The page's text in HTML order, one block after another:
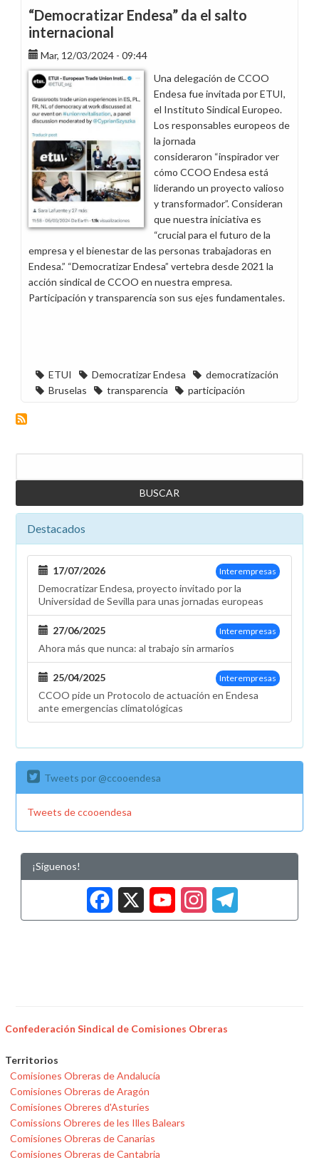
“Democratizar Endesa” da el salto
internacional
Mar, 12/03/2024 - 09:44
Una delegación de CCOO
Endesa fue invitada por ETUI,
el Instituto Sindical Europeo.
Los responsables europeos de
la jornada
consideraron “inspirador ver
cómo CCOO Endesa está
liderando un proyecto valioso
y transformador”. Consideran
que nuestra iniciativa es
“crucial para el futuro de la
empresa y el bienestar de las personas trabajadoras en
Endesa.” “Democratizar Endesa” vertebra desde 2021 la
acción sindical de CCOO en nuestra empresa.
Participación y transparencia son sus ejes fundamentales.
ETUI Democratizar Endesa
democratización
Bruselas
transparencia participación
Destacados
Interempresas
17/07/2026
Democratizar Endesa, proyecto invitado por la
Universidad de Sevilla para unas jornadas europeas
Interempresas
27/06/2025
Ahora más que nunca: al trabajo sin armarios
Interempresas
25/04/2025
CCOO pide un Protocolo de actuación en Endesa
ante emergencias climatológicas
Tweets por @ccooendesa
Tweets de ccooendesa
¡Síguenos!
Facebook
X
Confederación Sindical de Comisiones Obreras
Territorios
Comisiones Obreras de Andalucía
Comisiones Obreras de Aragón
Comisiones Obreres d'Asturies
Comissions Obreres de les Illes Balears
Comisiones Obreras de Canarias
Comisiones Obreras de Cantabria